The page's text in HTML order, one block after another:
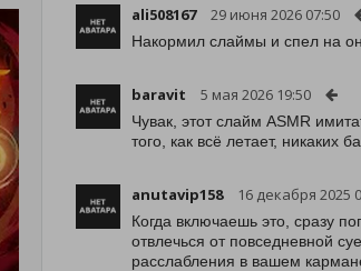
ali508167 29 июня 2026 07:50
Накормил слаймы и спел на
baravit 5 мая 2026 19:50
Чувак, этот слайм ASMR
того, как всё летает, никаких
anutavip158 16 декабря 2025
Когда включаешь это, сразу
отвлечься от повседневной
расслабления в вашем